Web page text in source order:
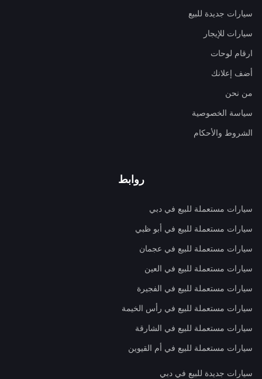
سيارات جديدة للبيع
سيارات للإيجار
ارقام لوحات
أضف إعلانك
من نحن
سياسة الخصوصية
الشروط والأحكام
روابط
سيارات مستعملة للبيع في دبي
سيارات مستعملة للبيع في أبو ظبي
سيارات مستعملة للبيع في عجمان
سيارات مستعملة للبيع في العين
سيارات مستعملة للبيع في الفجيرة
سيارات مستعملة للبيع في رأس الخيمة
سيارات مستعملة للبيع في الشارقة
سيارات مستعملة للبيع في أم القيوين
سيارات جديدة للبيع في دبي